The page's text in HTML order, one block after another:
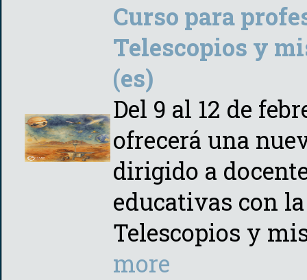
Curso para
Telescopios y
(es)
Del 9 al 12 de
ofrecerá una
dirigido a
educativas con
Telescopios y
more